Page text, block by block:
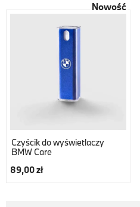
Nowość
Czyścik do wyświetlaczy
BMW Care
89,00 zł